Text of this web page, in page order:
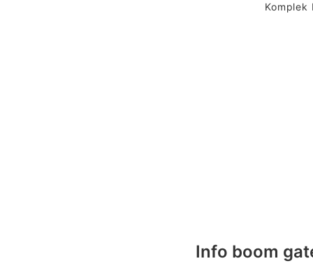
Komplek
Info boom